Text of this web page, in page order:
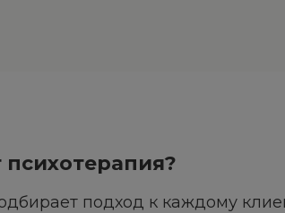
психотерапия?
подход к каждому